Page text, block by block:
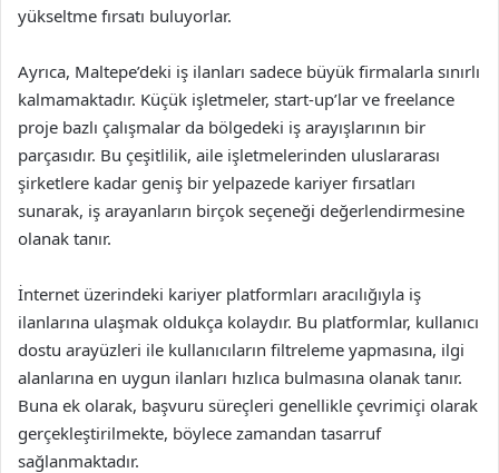
yükseltme fırsatı buluyorlar.
Ayrıca, Maltepe’deki iş ilanları sadece büyük firmalarla sınırlı
kalmamaktadır. Küçük işletmeler, start-up’lar ve freelance
proje bazlı çalışmalar da bölgedeki iş arayışlarının bir
parçasıdır. Bu çeşitlilik, aile işletmelerinden uluslararası
şirketlere kadar geniş bir yelpazede kariyer fırsatları
sunarak, iş arayanların birçok seçeneği değerlendirmesine
olanak tanır.
İnternet üzerindeki kariyer platformları aracılığıyla iş
ilanlarına ulaşmak oldukça kolaydır. Bu platformlar, kullanıcı
dostu arayüzleri ile kullanıcıların filtreleme yapmasına, ilgi
alanlarına en uygun ilanları hızlıca bulmasına olanak tanır.
Buna ek olarak, başvuru süreçleri genellikle çevrimiçi olarak
gerçekleştirilmekte, böylece zamandan tasarruf
sağlanmaktadır.